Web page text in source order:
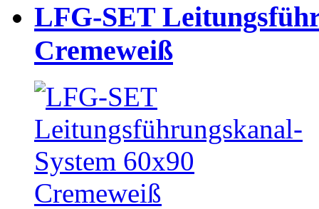
LFG-SET
Cremeweiß